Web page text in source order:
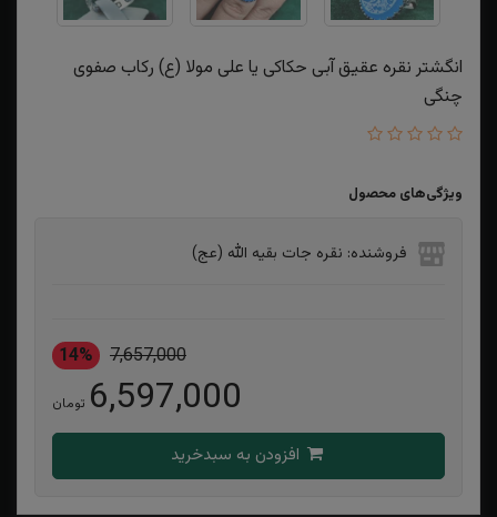
انگشتر نقره عقیق آبی حکاکی یا علی مولا (ع) رکاب صفوی
چنگی
ویژگی‌های محصول
فروشنده: نقره جات بقیه الله (عج)
7,657,000
14%
6,597,000 تومان